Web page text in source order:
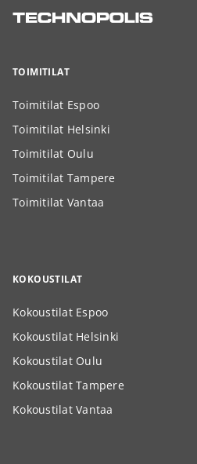
TOIMITILAT
Toimitilat Espoo
Toimitilat Helsinki
Toimitilat Oulu
Toimitilat Tampere
Toimitilat Vantaa
KOKOUSTILAT
Kokoustilat Espoo
Kokoustilat Helsinki
Kokoustilat Oulu
Kokoustilat Tampere
Kokoustilat Vantaa